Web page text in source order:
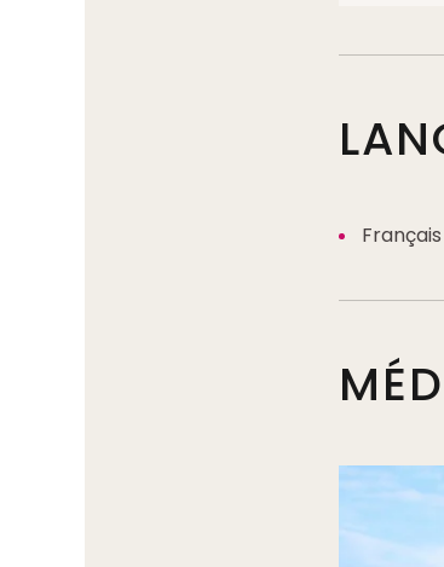
Français